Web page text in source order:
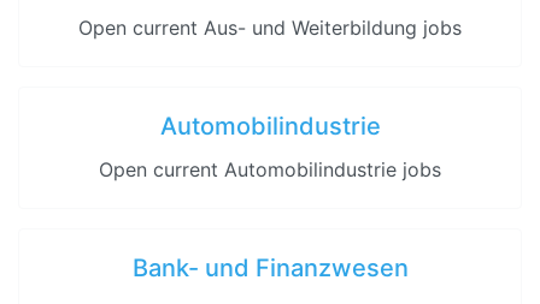
Open current Aus- und Weiterbildung jobs
Automobilindustrie
Open current Automobilindustrie jobs
Bank- und Finanzwesen